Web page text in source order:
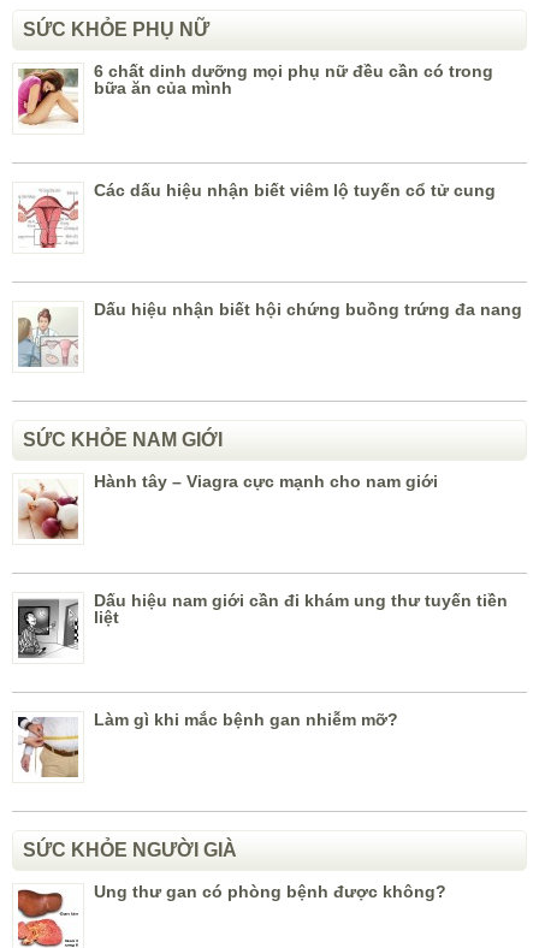
SỨC KHỎE PHỤ NỮ
6 chất dinh dưỡng mọi phụ nữ đều cần có trong
bữa ăn của mình
Các dấu hiệu nhận biết viêm lộ tuyến cổ tử cung
Dấu hiệu nhận biết hội chứng buồng trứng đa nang
SỨC KHỎE NAM GIỚI
Hành tây – Viagra cực mạnh cho nam giới
Dấu hiệu nam giới cần đi khám ung thư tuyến tiền
liệt
Làm gì khi mắc bệnh gan nhiễm mỡ?
SỨC KHỎE NGƯỜI GIÀ
Ung thư gan có phòng bệnh được không?